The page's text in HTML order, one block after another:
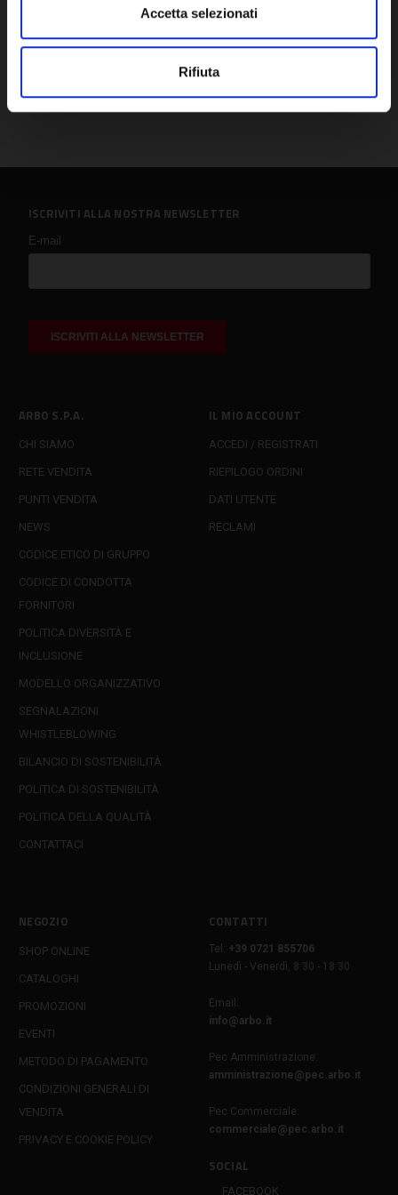
Accetta selezionati
Rifiuta
ARBO S.P.A.
CHI SIAMO
RETE VENDITA
PUNTI VENDITA
NEWS
CODICE ETICO DI GRUPPO
CODICE DI CONDOTTA
FORNITORI
POLITICA DIVERSITÀ E
INCLUSIONE
MODELLO ORGANIZZATIVO
SEGNALAZIONI
WHISTLEBLOWING
BILANCIO DI SOSTENIBILITÀ
POLITICA DI SOSTENIBILITÀ
POLITICA DELLA QUALITÀ
CONTATTACI
IL MIO ACCOUNT
ACCEDI / REGISTRATI
RIEPILOGO ORDINI
DATI UTENTE
RECLAMI
NEGOZIO
SHOP ONLINE
CATALOGHI
PROMOZIONI
EVENTI
METODO DI PAGAMENTO
CONDIZIONI GENERALI DI
VENDITA
PRIVACY E COOKIE POLICY
CONTATTI
Tel:
+39 0721 855706
Lunedì - Venerdì, 8:30 - 18:30
Email:
info@arbo.it
Pec Amministrazione:
amministrazione@pec.arbo.it
Pec Commerciale:
commerciale@pec.arbo.it
SOCIAL
FACEBOOK
ISCRIVITI ALLA NOSTRA NEWSLETTER